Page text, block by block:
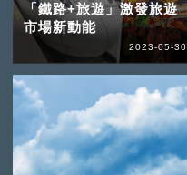
「鐵路+旅遊」激發旅遊
市場新動能
2023-05-30